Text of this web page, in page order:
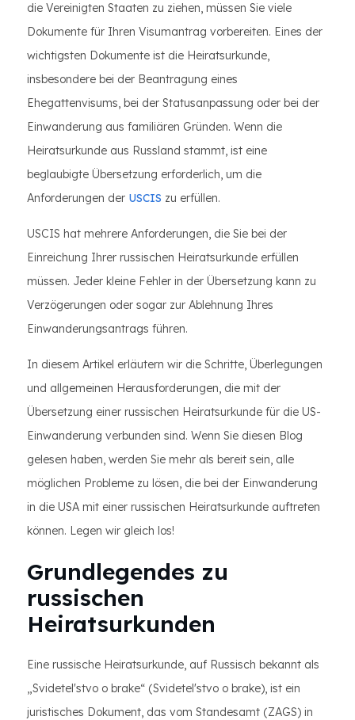
die Vereinigten Staaten zu ziehen, müssen Sie viele
Dokumente für Ihren Visumantrag vorbereiten. Eines der
wichtigsten Dokumente ist die Heiratsurkunde,
insbesondere bei der Beantragung eines
Ehegattenvisums, bei der Statusanpassung oder bei der
Einwanderung aus familiären Gründen. Wenn die
Heiratsurkunde aus Russland stammt, ist eine
beglaubigte Übersetzung erforderlich, um die
Anforderungen der USCIS zu erfüllen.
USCIS hat mehrere Anforderungen, die Sie bei der
Einreichung Ihrer russischen Heiratsurkunde erfüllen
müssen. Jeder kleine Fehler in der Übersetzung kann zu
Verzögerungen oder sogar zur Ablehnung Ihres
Einwanderungsantrags führen.
In diesem Artikel erläutern wir die Schritte, Überlegungen
und allgemeinen Herausforderungen, die mit der
Übersetzung einer russischen Heiratsurkunde für die US-
Einwanderung verbunden sind. Wenn Sie diesen Blog
gelesen haben, werden Sie mehr als bereit sein, alle
möglichen Probleme zu lösen, die bei der Einwanderung
in die USA mit einer russischen Heiratsurkunde auftreten
können. Legen wir gleich los!
Grundlegendes zu
russischen
Heiratsurkunden
Eine russische Heiratsurkunde, auf Russisch bekannt als
„Svidetel'stvo o brake“ (Svidetel'stvo o brake), ist ein
juristisches Dokument, das vom Standesamt (ZAGS) in